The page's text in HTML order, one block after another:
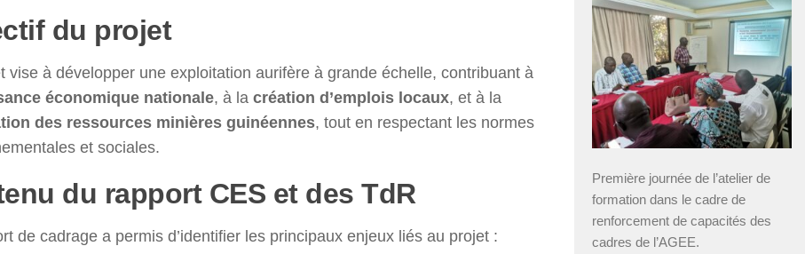
du projet
vise à développer une exploitation aurifère à grande échelle, contribuant à
économique nationale, à la création d’emplois locaux, et à la
des ressources minières guinéennes, tout en respectant les normes
et sociales.
du rapport CES et des TdR
de cadrage a permis d’identifier les principaux enjeux liés au projet :
Première journée de l’atelier de
formation dans le cadre de
renforcement de capacités des
cadres de l’AGEE.